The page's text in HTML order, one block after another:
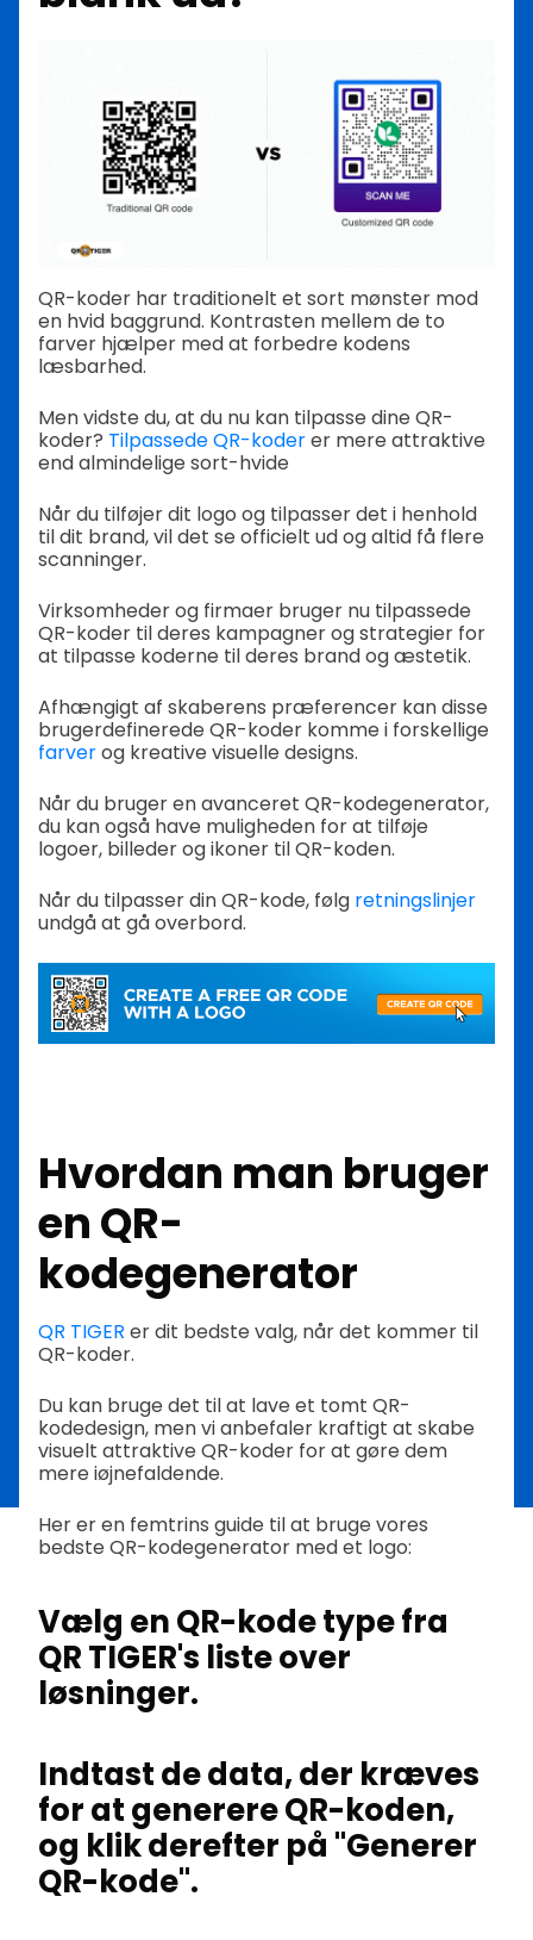
QR-koder har traditionelt et sort mønster mod
en hvid baggrund. Kontrasten mellem de to
farver hjælper med at forbedre kodens
læsbarhed.
Men vidste du, at du nu kan tilpasse dine QR-
koder? Tilpassede QR-koderer mere attraktive
end almindelige sort-hvide
Når du tilføjer dit logo og tilpasser det i henhold
til dit brand, vil det se officielt ud og altid få flere
scanninger.
Virksomheder og firmaer bruger nu tilpassede
QR-koder til deres kampagner og strategier for
at tilpasse koderne til deres brand og æstetik.
Afhængigt af skaberens præferencer kan disse
brugerdefinerede QR-koder komme i forskellige
farverog kreative visuelle designs.
Når du bruger en avanceret QR-kodegenerator,
du kan også have muligheden for at tilføje
logoer, billeder og ikoner til QR-koden.
Når du tilpasser din QR-kode, følg retningslinjer
undgå at gå overbord.
Hvordan man bruger
en QR-
kodegenerator
QR TIGER er dit bedste valg, når det kommer til
QR-koder.
Du kan bruge det til at lave et tomt QR-
kodedesign, men vi anbefaler kraftigt at skabe
visuelt attraktive QR-koder for at gøre dem
mere iøjnefaldende.
Her er en femtrins guide til at bruge vores
bedste QR-kodegenerator med et logo:
Vælg en QR-kode type fra
QR TIGER's liste over
løsninger.
Indtast de data, der kræves
for at generere QR-koden,
og klik derefter på "Generer
QR-kode".